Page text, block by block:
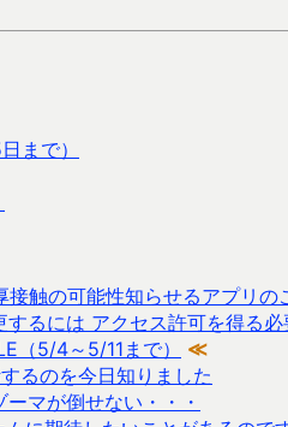
まで）
触の可能性知らせるアプリの
るには アクセス許可を得る
（5/4～5/11まで） ≪
るのを今日知りました
マが倒せない・・・